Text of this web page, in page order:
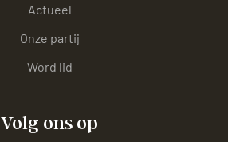
Actueel
Onze partij
Word lid
Volg ons op